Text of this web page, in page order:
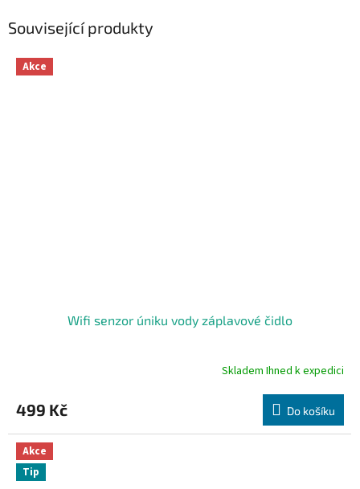
Související produkty
Akce
Wifi senzor úniku vody záplavové čidlo
produktu
je
4,9
5
hvězdiček.
Skladem Ihned k expedici
499 Kč Do košíku
Akce
Tip